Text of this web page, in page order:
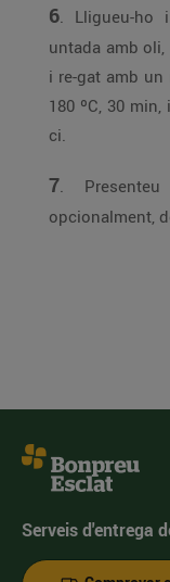
6. Lligueu-ho
untada amb
i re-gat amb un
180 ºC, 30
ci.
7.
opcionalment,
Serveis d'entrega